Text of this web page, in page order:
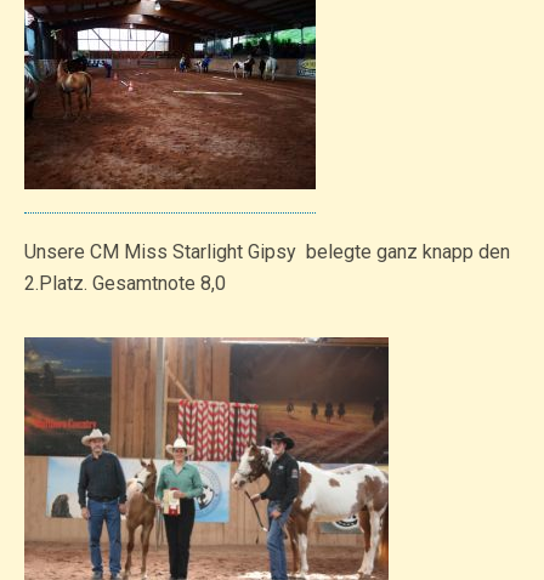
Unsere CM Miss Starlight Gipsy belegte ganz knapp den
2.Platz. Gesamtnote 8,0